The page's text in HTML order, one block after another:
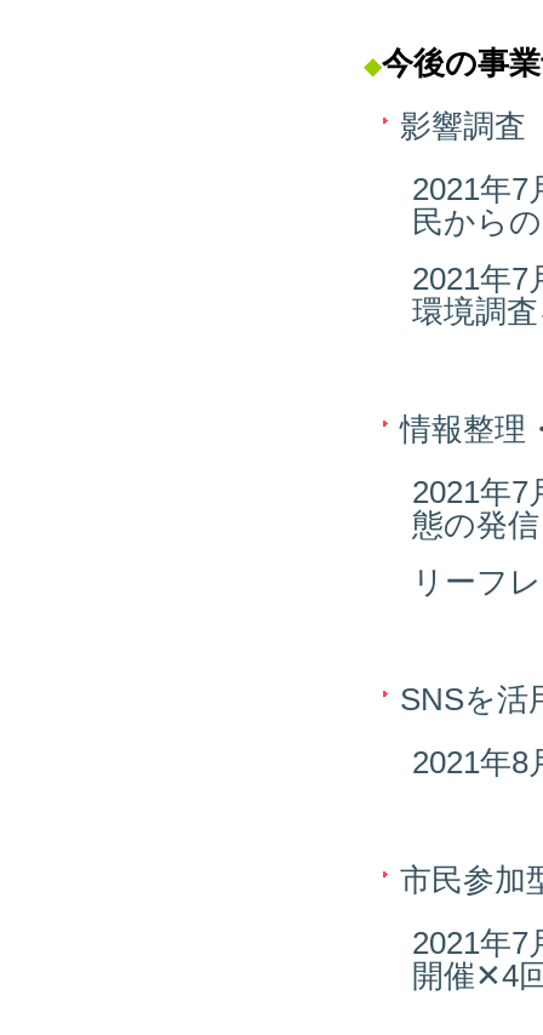
◆今後の事
影響調査
2021年
民から
2021年
環境調
情報整
2021年
態の発信
リーフ
SNSを活
2021年
市民参加
2021年
開催✕4